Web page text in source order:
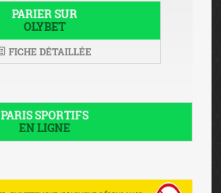
PARIER SUR
OLYBET
FICHE DÉTAILLÉE
PARIS SPORTIFS
EN LIGNE